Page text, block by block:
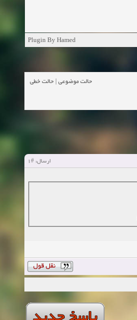
Plugin By Hamed
حالت موضوعی حالت خطی
ارسال: #1